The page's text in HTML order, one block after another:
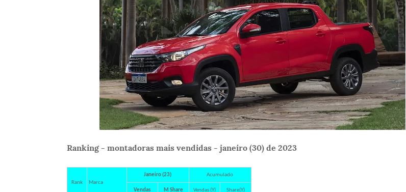
Ranking - montadoras mais vendidas - janeiro (30) de 2023
Rank Marca
Janeiro (23) Acumulado
Vendas M Share Vendas (Y) Share(Y)